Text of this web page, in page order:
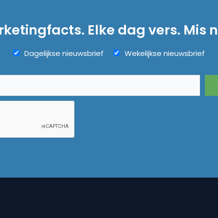
Elke dag vers. Mis
Dagelijkse nieuwsbrief Wekelijkse nieuwsbrief